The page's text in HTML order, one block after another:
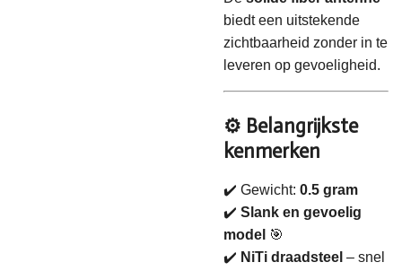
biedt een uitstekende
zichtbaarheid zonder in te
leveren op gevoeligheid.
⚙️ Belangrijkste
kenmerken
✔️ Gewicht: 0.5 gram
✔️ Slank en gevoelig
model 🎯
✔️ NiTi draadsteel – snel